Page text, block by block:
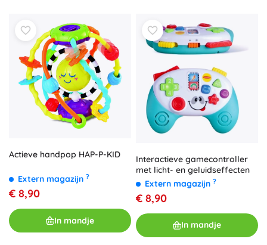
Actieve handpop HAP-P-KID
Extern magazijn ?
€ 8,90
In mandje
Interactieve gamecontroller
met licht- en geluidseffecten
Extern magazijn ?
€ 8,90
In mandje